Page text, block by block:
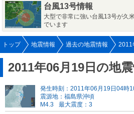
台風13号情報
大型で非常に強い台風13号が久
でいます
トップ 地震情報 過去の地震情報 2011
2011年06月19日の地
発生時刻：2011年06月19日04時
震源地：福島県沖頃
M4.3
最大震度：3